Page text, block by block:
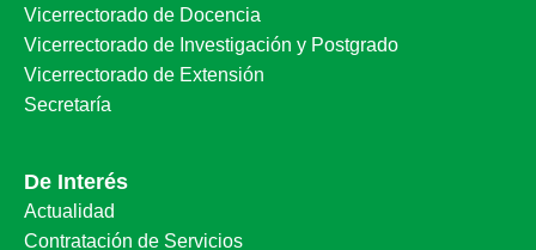
Vicerrectorado de Docencia
Vicerrectorado de Investigación y Postgrado
Vicerrectorado de Extensión
Secretaría
De Interés
Actualidad
Contratación de Servicios